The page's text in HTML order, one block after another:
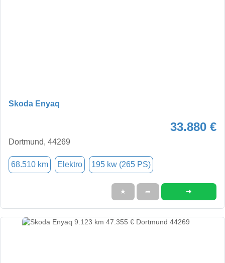
Skoda Enyaq
33.880 €
Dortmund, 44269
68.510 km Elektro 195 kw (265 PS)
★ ➦ ➜